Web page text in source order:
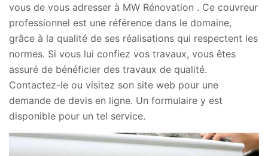
vous de vous adresser à MW Rénovation . Ce couvreur
professionnel est une référence dans le domaine,
grâce à la qualité de ses réalisations qui respectent les
normes. Si vous lui confiez vos travaux, vous êtes
assuré de bénéficier des travaux de qualité.
Contactez-le ou visitez son site web pour une
demande de devis en ligne. Un formulaire y est
disponible pour un tel service.